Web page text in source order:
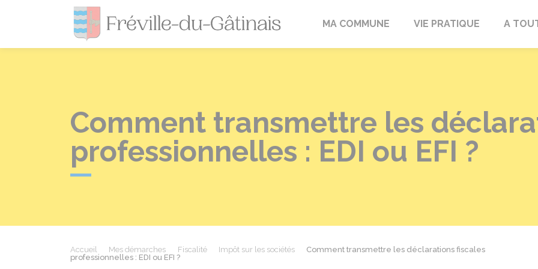
Fréville-du-Gâtinais
MA COMMUNE VIE PRATIQUE A
Comment transmettre les
professionnelles : EDI ou EFI ?
Accueil Mes démarches Fiscalité Impôt sur les sociétés
Comment transmettre les déclarations fiscales
professionnelles : EDI ou EFI ?